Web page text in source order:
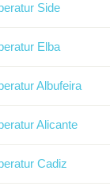
Side
Elba
Albufeira
Alicante
Cadiz